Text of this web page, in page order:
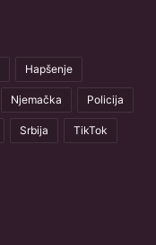
Hapšenje
Njemačka Policija
Srbija TikTok